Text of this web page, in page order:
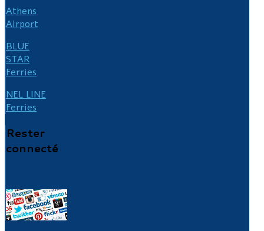
Athens
Airport
BLUE
STAR
Ferries
NEL LINE
Ferries
Rester
connecté